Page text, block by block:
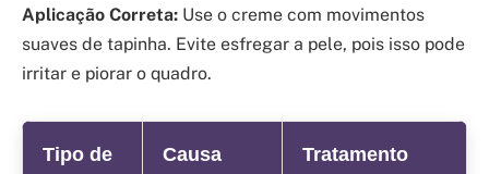
Aplicação Correta: Use o creme com movimentos
suaves de tapinha. Evite esfregar a pele, pois isso pode
irritar e piorar o quadro.
Tipo de
Causa
Tratamento